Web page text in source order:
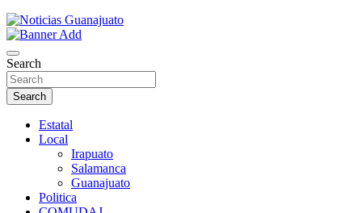
Noticias Guanajuato
Search
Search
Estatal
Local
Irapuato
Salamanca
Guanajuato
Politica